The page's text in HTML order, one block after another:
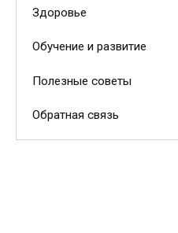
Здоровье
Обучение и развитие
Полезные советы
Обратная связь